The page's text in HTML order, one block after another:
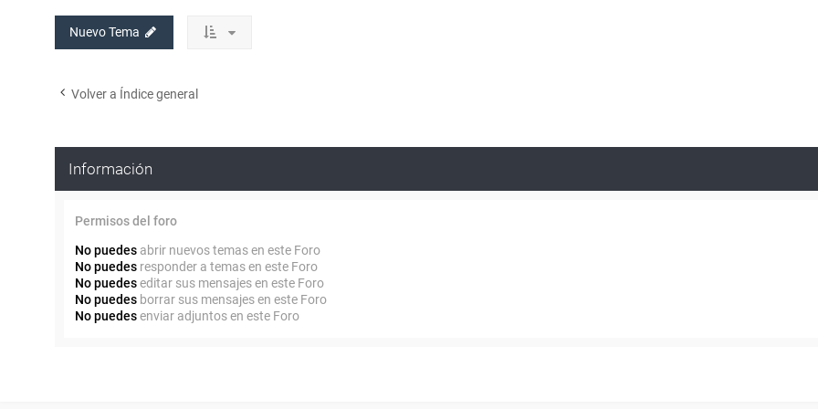
Nuevo Tema
Volver a Índice general
Información
Permisos del foro
No puedes abrir nuevos temas en este Foro
No puedes responder a temas en este Foro
No puedeseditar sus mensajes en este Foro
No puedes borrar sus mensajes en este Foro
No puedesenviar adjuntos en este Foro